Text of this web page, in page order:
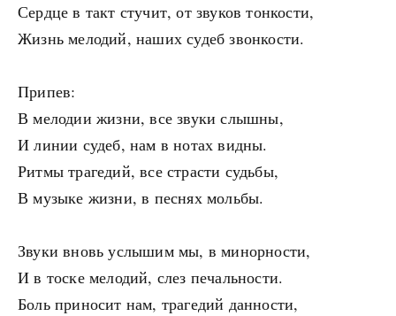
Сердце в такт стучит, от звуков тонкости,
Жизнь мелодий, наших судеб звонкости.
Припев:
В мелодии жизни, все звуки слышны,
И линии судеб, нам в нотах видны.
Ритмы трагедий, все страсти судьбы,
В музыке жизни, в песнях мольбы.
Звуки вновь услышим мы, в минорности,
И в тоске мелодий, слез печальности.
Боль приносит нам, трагедий данности,